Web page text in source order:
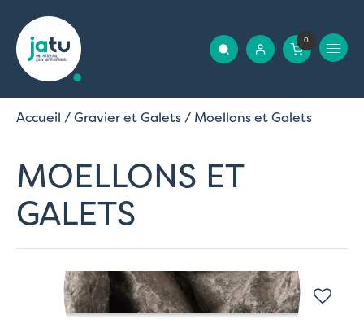
0
Accueil /Gravier et Galets/ Moellons et Galets
MOELLONS ET
GALETS